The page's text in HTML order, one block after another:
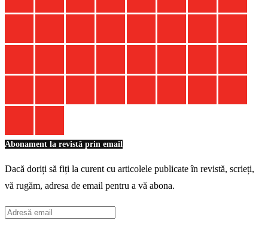
Abonament la revistă prin email
Dacă doriți să fiți la curent cu articolele publicate în revistă, scrieți,
vă rugăm, adresa de email pentru a vă abona.
Adresă